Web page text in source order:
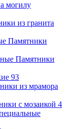
могилу
из гранита
Памятники
Памятники
93
из мрамора
с мозаикой 4